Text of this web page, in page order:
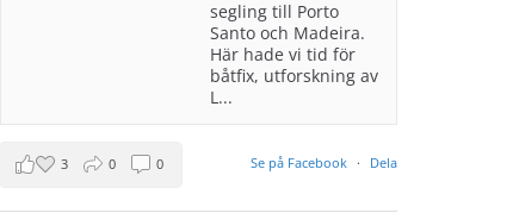
segling till Porto
Santo och Madeira.
Här hade vi tid för
båtfix, utforskning av
L...
Se på Facebook · Dela
3 0 0